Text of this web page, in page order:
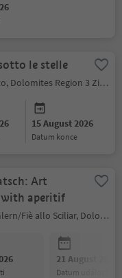
le stelle
Sexten/Sesto, Dolomites Region 3 Zinnen
15 August 2026
datum konce
Art
aperitif
Völs am Schlern/Fiè allo Sciliar, Dolomites Region Seiser Alm
21 August 2026
datum události